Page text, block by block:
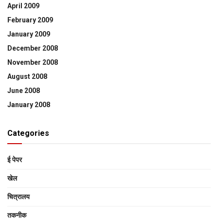
April 2009
February 2009
January 2009
December 2008
November 2008
August 2008
June 2008
January 2008
Categories
ई पेपर
खेल
चित्रालय
तकनीक